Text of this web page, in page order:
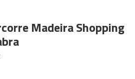
Madeira Shopping